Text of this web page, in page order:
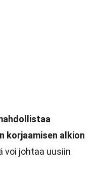
korjaamisen alkion
voi johtaa uusiin